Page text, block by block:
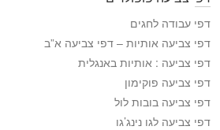
י
ה
צ
י
ע
ה
דפי עבודה לחגים
דפי צביעה אותיות – דפי צביעה א”ב
דפי צביעה : אותיות באנגלית
דפי צביעה פוקימון
דפי צביעה בובות לול
דפי צביעה לגו נינג’גו